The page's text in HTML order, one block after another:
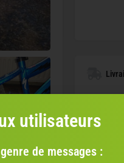
AVEC
utilisateurs
de messages :